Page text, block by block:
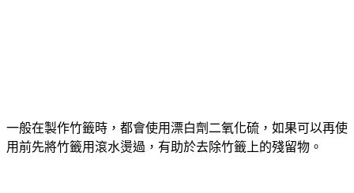
一般在製作竹籤時，都會使用漂白劑二氧化硫，如果可以再使
用前先將竹籤用滾水燙過，有助於去除竹籤上的殘留物。